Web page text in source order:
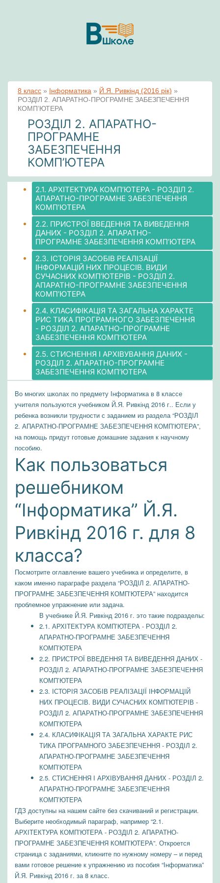
8 класс » Інформатика » Й.Я. Ривкінд (2016 рік) »
РОЗДІЛ 2. АПАРАТНО-ПРОГРАМНЕ ЗАБЕЗПЕЧЕННЯ
КОМП’ЮТЕРА
РОЗДІЛ 2. АПАРАТНО-
ПРОГРАМНЕ
ЗАБЕЗПЕЧЕННЯ
КОМП’ЮТЕРА
2.1. АРХІТЕКТУРА КОМП’ЮТЕРА - РОЗДІЛ 2.
АПАРАТНО-ПРОГРАМНЕ ЗАБЕЗПЕЧЕННЯ
КОМП’ЮТЕРА
2.2. ПРИСТРОЇ ВВЕДЕННЯ ТА ВИВЕДЕННЯ
ДАНИХ - РОЗДІЛ 2. АПАРАТНО-
ПРОГРАМНЕ ЗАБЕЗПЕЧЕННЯ КОМП’ЮТЕРА
2.3. ІСТОРІЯ ЗАСОБІВ РЕАЛІЗАЦІЇ
ІНФОРМАЦІЙ НИХ ПРОЦЕСІВ. ВИДИ
СУЧАСНИХ КОМП’ЮТЕРІВ - РОЗДІЛ 2.
АПАРАТНО-ПРОГРАМНЕ ЗАБЕЗПЕЧЕННЯ
КОМП’ЮТЕРА
2.4. КЛАСИФІКАЦІЯ ТА ЗАГАЛЬНА ХАРАКТЕ
РИС ТИКА ПРОГРАМНОГО ЗАБЕЗПЕЧЕННЯ
- РОЗДІЛ 2. АПАРАТНО-ПРОГРАМНЕ
ЗАБЕЗПЕЧЕННЯ КОМП’ЮТЕРА
2.5. СТИСНЕННЯ І АРХІВУВАННЯ ДАНИХ -
РОЗДІЛ 2. АПАРАТНО-ПРОГРАМНЕ
ЗАБЕЗПЕЧЕННЯ КОМП’ЮТЕРА
Во многих школах по предмету Інформатика в 8 классе
учителя пользуются учебником Й.Я. Ривкінд 2016 г.. Если у
ребенка возникли трудности с заданием из раздела “РОЗДІЛ
2. АПАРАТНО-ПРОГРАМНЕ ЗАБЕЗПЕЧЕННЯ КОМП’ЮТЕРА”,
на помощь придут готовые домашние задания к научному
пособию.
Как пользоваться
решебником
“Інформатика” Й.Я.
Ривкінд 2016 г. для 8
класса?
Посмотрите оглавление вашего учебника и определите, в
каком именно параграфе раздела “РОЗДІЛ 2. АПАРАТНО-
ПРОГРАМНЕ ЗАБЕЗПЕЧЕННЯ КОМП’ЮТЕРА” находится
проблемное упражнение или задача.
В учебнике Й.Я. Ривкінд 2016 г. это такие подразделы:
2.1. АРХІТЕКТУРА КОМП’ЮТЕРА - РОЗДІЛ 2.
АПАРАТНО-ПРОГРАМНЕ ЗАБЕЗПЕЧЕННЯ
КОМП’ЮТЕРА
2.2. ПРИСТРОЇ ВВЕДЕННЯ ТА ВИВЕДЕННЯ ДАНИХ -
РОЗДІЛ 2. АПАРАТНО-ПРОГРАМНЕ ЗАБЕЗПЕЧЕННЯ
КОМП’ЮТЕРА
2.3. ІСТОРІЯ ЗАСОБІВ РЕАЛІЗАЦІЇ ІНФОРМАЦІЙ
НИХ ПРОЦЕСІВ. ВИДИ СУЧАСНИХ КОМП’ЮТЕРІВ -
РОЗДІЛ 2. АПАРАТНО-ПРОГРАМНЕ ЗАБЕЗПЕЧЕННЯ
КОМП’ЮТЕРА
2.4. КЛАСИФІКАЦІЯ ТА ЗАГАЛЬНА ХАРАКТЕ РИС
ТИКА ПРОГРАМНОГО ЗАБЕЗПЕЧЕННЯ - РОЗДІЛ 2.
АПАРАТНО-ПРОГРАМНЕ ЗАБЕЗПЕЧЕННЯ
КОМП’ЮТЕРА
2.5. СТИСНЕННЯ І АРХІВУВАННЯ ДАНИХ - РОЗДІЛ 2.
АПАРАТНО-ПРОГРАМНЕ ЗАБЕЗПЕЧЕННЯ
КОМП’ЮТЕРА
ГДЗ доступны на нашем сайте без скачиваний и регистрации.
Выберите необходимый параграф, например “2.1.
АРХІТЕКТУРА КОМП’ЮТЕРА - РОЗДІЛ 2. АПАРАТНО-
ПРОГРАМНЕ ЗАБЕЗПЕЧЕННЯ КОМП’ЮТЕРА”. Откроется
страница с заданиями, кликните по нужному номеру – и перед
вами готовое решение к упражнению из пособия “Інформатика”
Й.Я. Ривкінд 2016 г. за 8 класс.